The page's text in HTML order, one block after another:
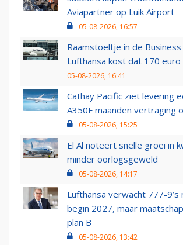
Aviapartner op Luik Airport
05-08-2026, 16:57
Raamstoeltje in de Business
Lufthansa kost dat 170
05-08-2026, 16:41
Cathay Pacific ziet levering
A350F maanden vertraging
05-08-2026, 15:25
El Al noteert snelle groei in
minder oorlogsgeweld
05-08-2026, 14:17
Lufthansa verwacht 777-
begin 2027, maar
plan B
05-08-2026, 13:42